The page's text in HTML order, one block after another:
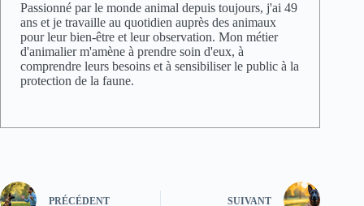
Passionné par le monde animal depuis toujours, j'ai 49
ans et je travaille au quotidien auprès des animaux
pour leur bien-être et leur observation. Mon métier
d'animalier m'amène à prendre soin d'eux, à
comprendre leurs besoins et à sensibiliser le public à la
protection de la faune.
PRÉCÉDENT SUIVANT